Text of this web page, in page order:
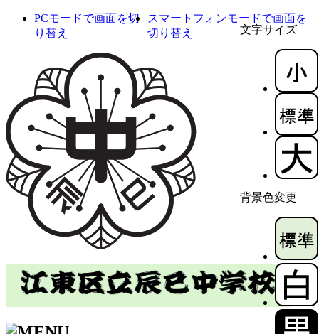
文字サイズ
背景色変更
PCモードで画面を切
り替え
スマートフォンモードで画面を
切り替え